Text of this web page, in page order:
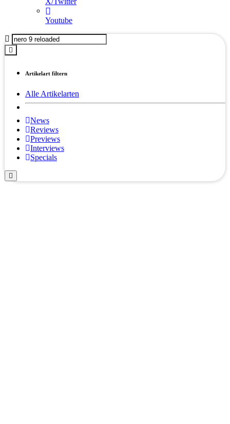
Youtube
Artikelart filtern
Alle Artikelarten
News
Reviews
Previews
Interviews
Specials